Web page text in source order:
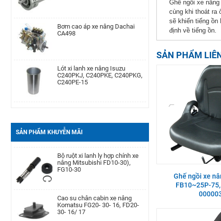
CA498
C240PKJ, C240PKE, C240PKG,
C240PE-15
100 * 40 * 1220
7 TEU FB30
SẢN PHẨM KHUYỄN MÃI
Komatsu Kom. FD20-
30/-11/-12/-14/-15/-16/-17,FG20-
TD27, QD32
nâng Mitsubishi FD10-30),
FG10-30
Komatsu FG20- 30- 16, FD20-
30- 16/ 17
Ghế ngồi xe
cùng khi thoát ra
sẽ khiến tiếng ồn
định về tiếng ồn.
SẢN PHẨM
Ghế ngồi xe
FB10~25P-